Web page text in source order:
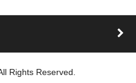
Rights Reserved.